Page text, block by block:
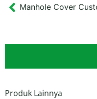
Prev
Manhole Cover
Produk Lainnya